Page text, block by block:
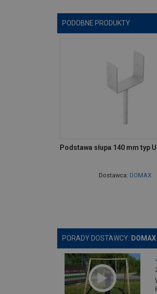
PODOBNE PRODUKTY
Podstawa słupa 140 mm typ
Dostawca: DOMAX
PORADY DOSTAWCY: DOMAX